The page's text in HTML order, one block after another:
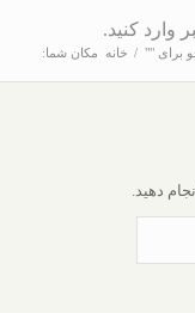
وارد کنید.
مکان شما: خانه / برای ""
دهید.